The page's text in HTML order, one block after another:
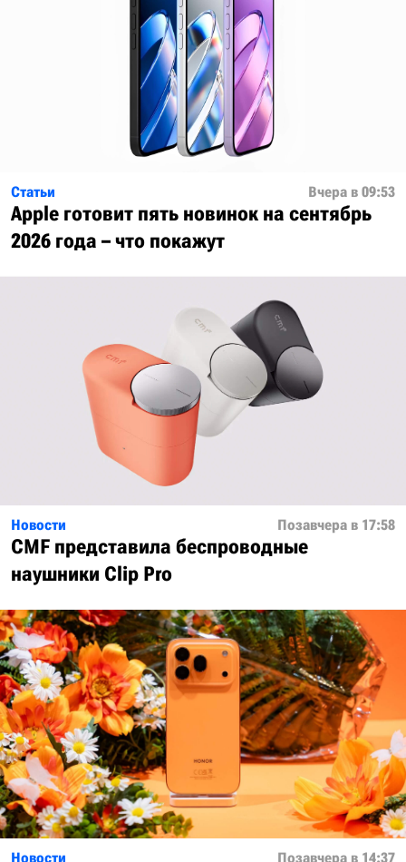
Статьи Вчера в 09:53
Apple готовит пять новинок на сентябрь
2026 года – что покажут
Новости Позавчера в 17:58
CMF представила беспроводные
наушники Clip Pro
Новости Позавчера в 14:37